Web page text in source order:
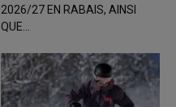
2026/27 EN RABAIS, AINSI
QUE...